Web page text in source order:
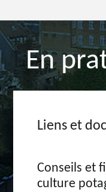
En
Liens et
Conseils et
culture